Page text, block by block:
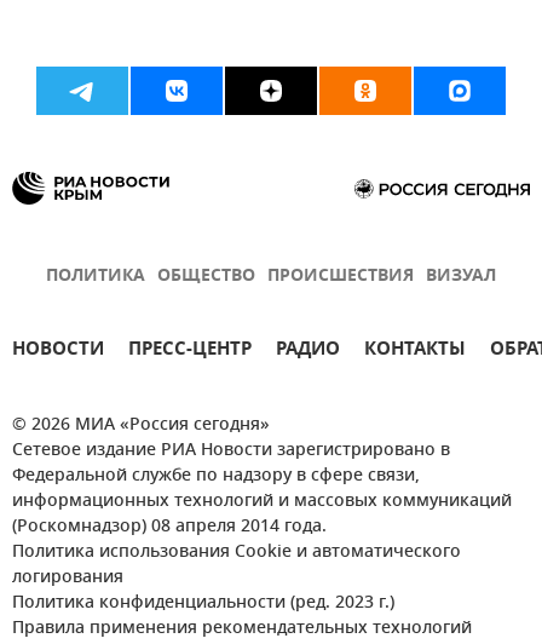
ПОЛИТИКА ОБЩЕСТВО ПРОИСШЕСТВИЯ ВИЗУАЛ
НОВОСТИ ПРЕСС-ЦЕНТР РАДИО КОНТАКТЫ
© 2026 МИА «Россия сегодня»
Сетевое издание РИА Новости зарегистрировано в
Федеральной службе по надзору в сфере связи,
информационных технологий и массовых коммуникаций
(Роскомнадзор) 08 апреля 2014 года.
Политика использования Cookie и автоматического
логирования
Политика конфиденциальности (ред. 2023 г.)
Правила применения рекомендательных технологий